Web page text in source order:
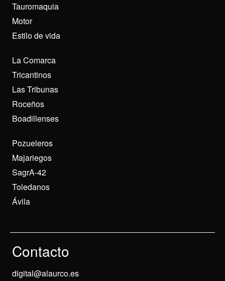
Tauromaquia
Motor
Estilo de vida
La Comarca
Tricantinos
Las Tribunas
Roceños
Boadillenses
Pozueleros
Majariegos
SagrA-42
Toledanos
Ávila
Contacto
digital@alaurco.es